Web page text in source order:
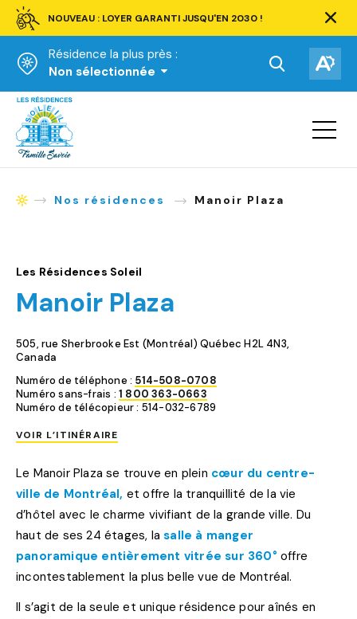
NOUVEAU : LOYER GARANTI JUSQU'EN 2030 !
barre
Résidence la plus près :
Non sélectionnée
Ouvrir
la
recherche.
la
Accueil
Ouvrir
la
AccueilNos résidences Manoir Plaza
Les Résidences Soleil
Manoir Plaza
505, rue Sherbrooke Est (Montréal) Québec H2L 4N3,
Canada
Numéro de téléphone : 514-508-0708
Numéro sans-frais : 1 800 363-0663
Numéro de télécopieur : 514-032-6789
VOIR L’ITINÉRAIRE
Le Manoir Plaza se trouve en plein cœur du centre-
ville de Montréal, et offre la tranquillité de la vie
d’hôtel avec le charme vivifiant de la grande ville. Du
haut de ses 24 étages, lasalle à manger
panoramique entièrement vitrée sur 360° offre
incontestablement la plus belle vue de Montréal.
Il s’agit de la seule et unique résidence pour aînés en